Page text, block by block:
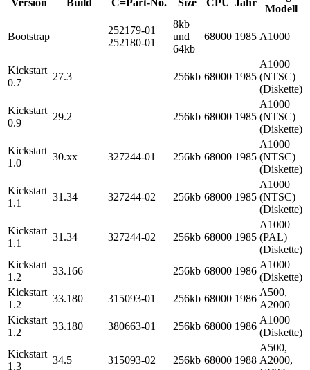
Version Build C=Part-No. Size CPU Jahr
Modell
Bootstrap
252179-01
252180-01
8kb
und
64kb
68000 1985 A1000
Kickstart
0.7
27.3 256kb 68000 1985
A1000
(NTSC)
(Diskette)
Kickstart
0.9
29.2 256kb 68000 1985
A1000
(NTSC)
(Diskette)
Kickstart
1.0
30.xx 327244-01 256kb 68000 1985
A1000
(NTSC)
(Diskette)
Kickstart
1.1
31.34 327244-02 256kb 68000 1985
A1000
(NTSC)
(Diskette)
Kickstart
1.1
31.34 327244-02 256kb 68000 1985
A1000
(PAL)
(Diskette)
Kickstart
1.2
33.166 256kb 68000 1986
A1000
(Diskette)
Kickstart
1.2
33.180 315093-01 256kb 68000 1986
A500,
A2000
Kickstart
1.2
33.180 380663-01 256kb 68000 1986
A1000
(Diskette)
Kickstart
1.3
34.5 315093-02 256kb 68000 1988
A500,
A2000,